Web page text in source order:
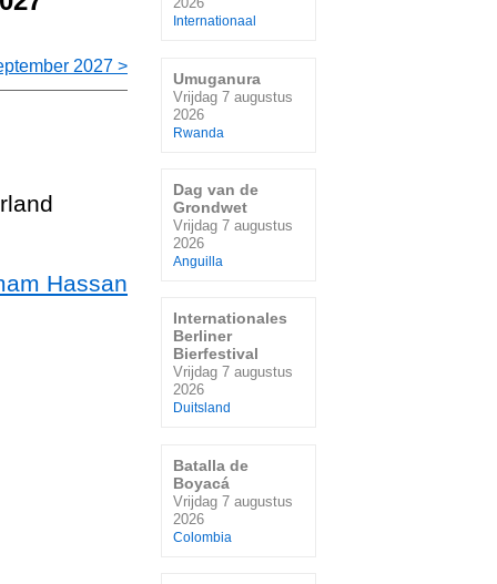
2027 >
Hassan
Internationaal
Umuganura
Vrijdag 7 augustus
2026
Rwanda
Dag van de
Grondwet
Vrijdag 7 augustus
2026
Anguilla
Internationales
Berliner
Bierfestival
Vrijdag 7 augustus
2026
Duitsland
Batalla de
Boyacá
Vrijdag 7 augustus
2026
Colombia